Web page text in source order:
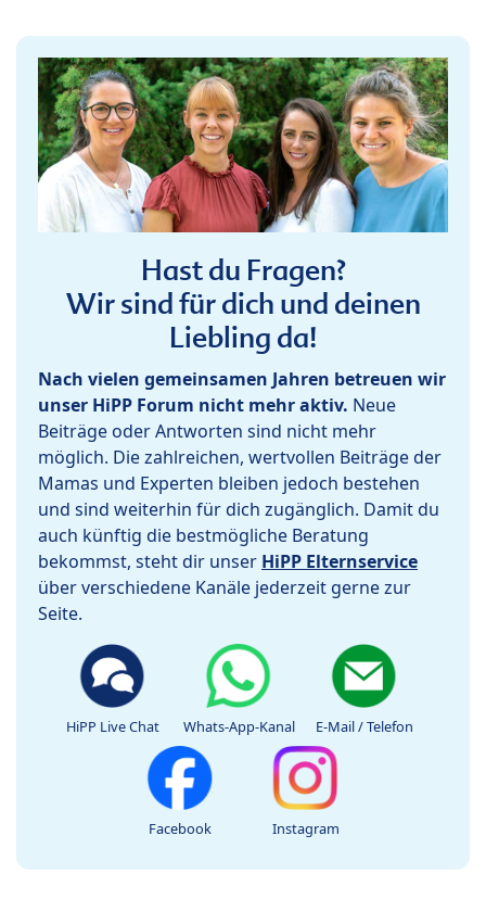
Hast du Fragen?
Wir sind für dich und deinen
Liebling da!
Nach vielen gemeinsamen Jahren betreuen wir
unser HiPP Forum nicht mehr aktiv. Neue
Beiträge oder Antworten sind nicht mehr
möglich. Die zahlreichen, wertvollen Beiträge der
Mamas und Experten bleiben jedoch bestehen
und sind weiterhin für dich zugänglich. Damit du
auch künftig die bestmögliche Beratung
bekommst, steht dir unser HiPP Elternservice
über verschiedene Kanäle jederzeit gerne zur
Seite.
HiPP Live Chat Whats-App-Kanal E-Mail / Telefon
Facebook Instagram